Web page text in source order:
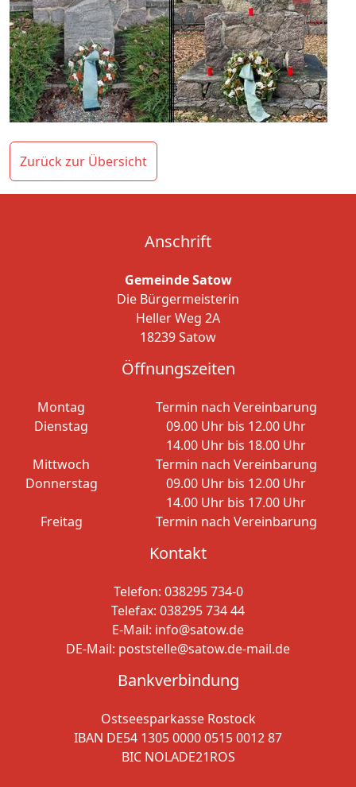
Zurück zur Übersicht
Anschrift
Gemeinde Satow
Die Bürgermeisterin
Heller Weg 2A
18239 Satow
Öffnungszeiten
Montag
Termin nach Vereinbarung
Dienstag
09.00 Uhr bis 12.00 Uhr
14.00 Uhr bis 18.00 Uhr
Mittwoch
Termin nach Vereinbarung
Donnerstag
09.00 Uhr bis 12.00 Uhr
14.00 Uhr bis 17.00 Uhr
Freitag
Termin nach Vereinbarung
Kontakt
Telefon: 038295 734-0
Telefax: 038295 734 44
E-Mail: info@satow.de
DE-Mail: poststelle@satow.de-mail.de
Bankverbindung
Ostseesparkasse Rostock
IBAN DE54 1305 0000 0515 0012 87
BIC NOLADE21ROS